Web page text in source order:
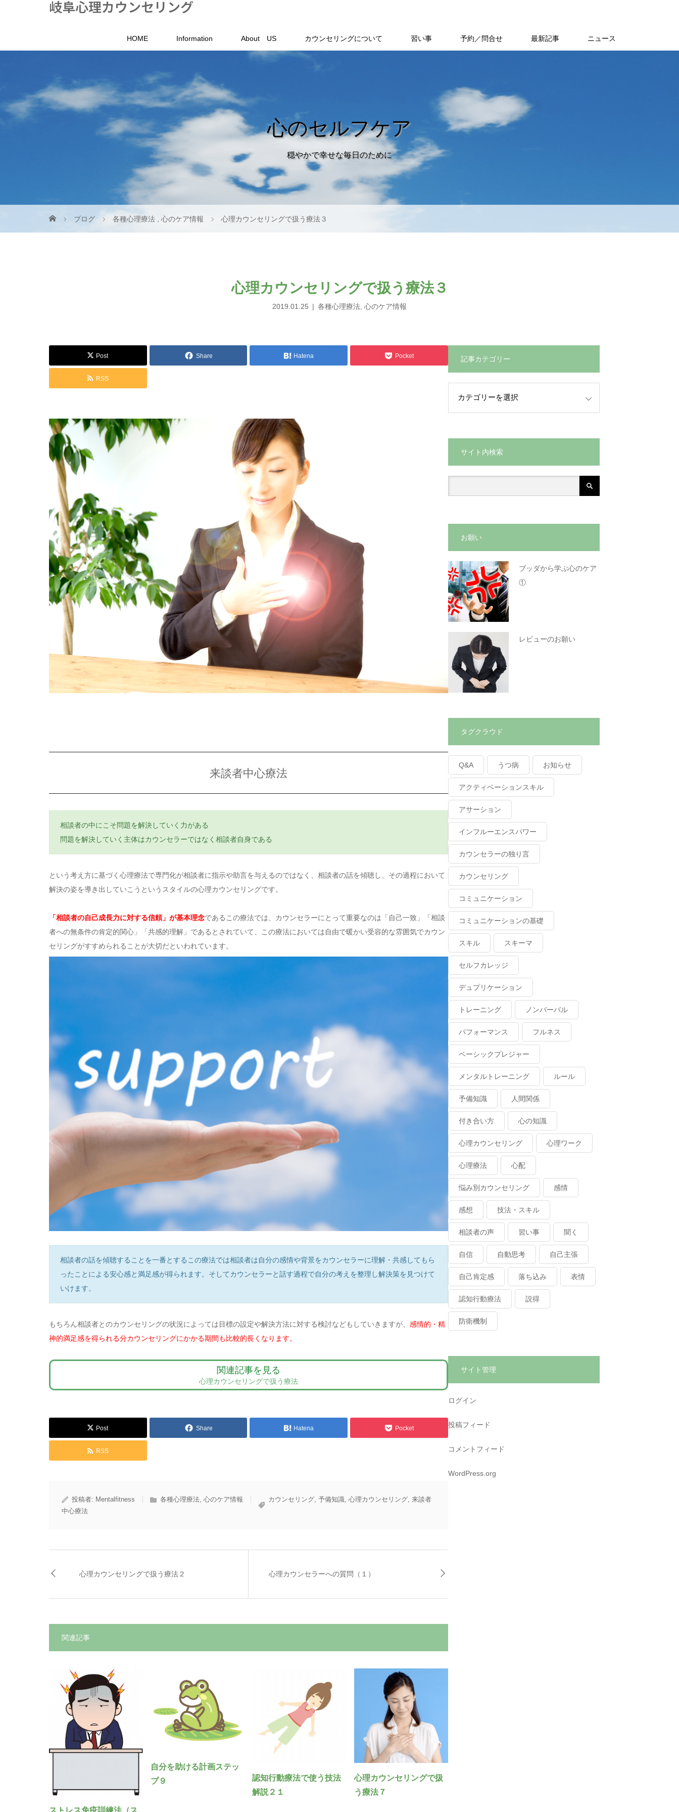
岐阜心理カウンセリング
HOME Information About US カウンセリングについて 習い事 予約／問合せ 最新記事 ニュース
心のセルフケア
穏やかで幸せな毎日のために
ブログ 各種心理療法 心のケア情報 心理カウンセリングで扱う療法３
心理カウンセリングで扱う療法３
2019.01.25 各種心理療法 心のケア情報
Post Share Hatena Pocket
RSS
来談者中心療法
相談者の中にこそ問題を解決していく力がある
問題を解決していく主体はカウンセラーではなく相談者自身である
という考え方に基づく心理療法で専門化が相談者に指示や助言を与えるのではなく、相談者の話を傾聴し、その過程において
解決の姿を導き出していこうというスタイルの心理カウンセリングです。
「相談者の自己成長力に対する信頼」が基本理念であるこの療法では、カウンセラーにとって重要なのは「自己一致」「相談
者への無条件の肯定的関心」「共感的理解」であるとされていて、この療法においては自由で暖かい受容的な雰囲気でカウン
セリングがすすめられることが大切だといわれています。
相談者の話を傾聴することを一番とするこの療法では相談者は自分の感情や背景をカウンセラーに理解・共感してもら
ったことによる安心感と満足感が得られます。そしてカウンセラーと話す過程で自分の考えを整理し解決策を見つけて
いけます。
もちろん相談者とのカウンセリングの状況によっては目標の設定や解決方法に対する検討などもしていきますが、 感情的・精
神的満足感を得られる分カウンセリングにかかる期間も比較的長くなります。
関連記事を見る
心理カウンセリングで扱う療法
Post Share Hatena Pocket
RSS
投稿者: Mentalfitness 各種心理療法, 心のケア情報 カウンセリング, 予備知識, 心理カウンセリング, 来談者
中心療法
心理カウンセリングで扱う療法２ 心理カウンセラーへの質問（１）
関連記事
ストレス免疫訓練法（ス
自分を助ける計画ステッ
プ９
認知行動療法で使う技法
解説２１
心理カウンセリングで扱
う療法７
記事カテゴリー
サイト内検索
お願い
ブッダから学ぶ心のケア
①
レビューのお願い
タグクラウド
Q&A うつ病 お知らせ
アクティベーションスキル
アサーション
インフルーエンスパワー
カウンセラーの独り言
カウンセリング
コミュニケーション
コミュニケーションの基礎
スキル スキーマ
セルフカレッジ
デュプリケーション
トレーニング ノンバーバル
パフォーマンス フルネス
ベーシックプレジャー
メンタルトレーニング ルール
予備知識 人間関係
付き合い方 心の知識
心理カウンセリング 心理ワーク
心理療法 心配
悩み別カウンセリング 感情
感想 技法・スキル
相談者の声 習い事 聞く
自信 自動思考 自己主張
自己肯定感 落ち込み 表情
認知行動療法 説得
防衛機制
サイト管理
ログイン
投稿フィード
コメントフィード
WordPress.org